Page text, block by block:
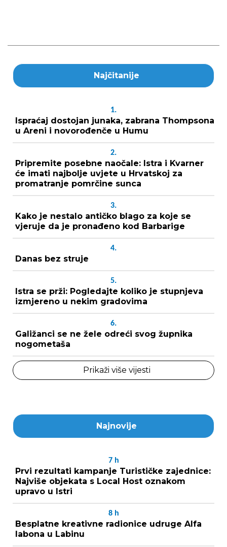
Najčitanije
1.
Ispraćaj dostojan junaka, zabrana Thompsona
u Areni i novorođenče u Humu
2.
Pripremite posebne naočale: Istra i Kvarner
će imati najbolje uvjete u Hrvatskoj za
promatranje pomrčine sunca
3.
Kako je nestalo antičko blago za koje se
vjeruje da je pronađeno kod Barbarige
4.
Danas bez struje
5.
Istra se prži: Pogledajte koliko je stupnjeva
izmjereno u nekim gradovima
6.
Galižanci se ne žele odreći svog župnika
nogometaša
Prikaži više vijesti
Najnovije
7 h
Prvi rezultati kampanje Turističke zajednice:
Najviše objekata s Local Host oznakom
upravo u Istri
8 h
Besplatne kreativne radionice udruge Alfa
labona u Labinu